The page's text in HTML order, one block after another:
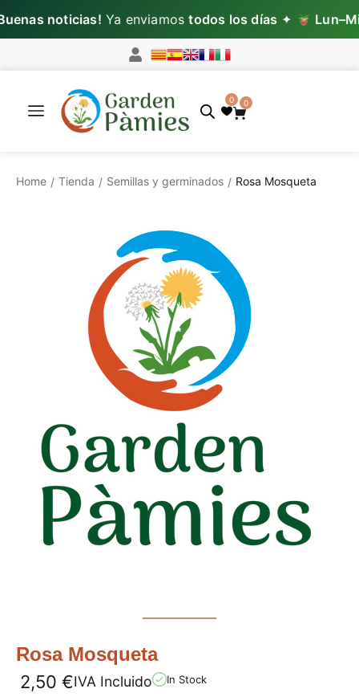
noticias!Ya enviamostodos los días✦
0 0
Home / Tienda / Semillas y germinados / Rosa Mosqueta
Rosa Mosqueta
2,50 €IVA Incluido In Stock